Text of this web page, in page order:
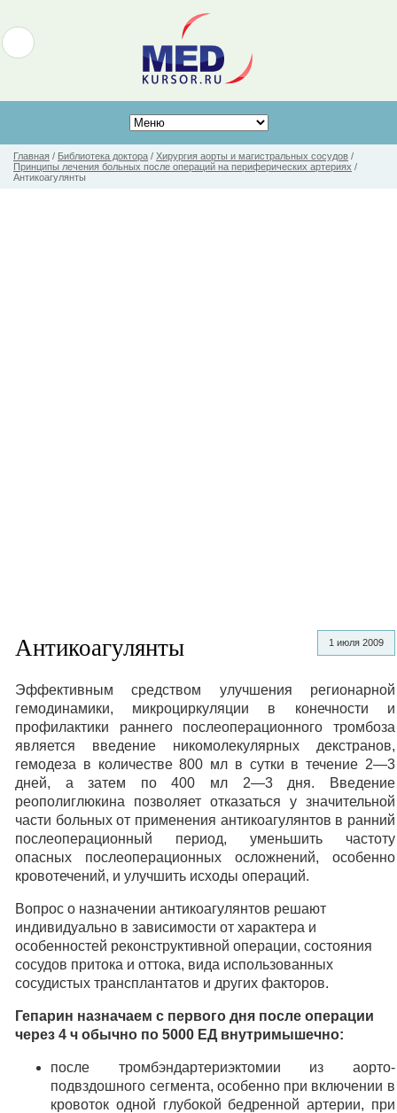
Главная / Библиотека доктора / Хирургия аорты и магистральных сосудов /
Принципы лечения больных после операций на периферических артериях /
Антикоагулянты
1 июля 2009
Антикоагулянты
Эффективным средством улучшения регионарной
гемодинамики, микроциркуляции в конечности и
профилактики раннего послеоперационного тромбоза
является введение никомолекулярных декстранов,
гемодеза в количестве 800 мл в сутки в течение 2—3
дней, а затем по 400 мл 2—3 дня. Введение
реополиглюкина позволяет отказаться у значительной
части больных от применения антикоагулянтов в ранний
послеоперационный период, уменьшить частоту
опасных послеоперационных осложнений, особенно
кровотечений, и улучшить исходы операций.
Вопрос о назначении антикоагулянтов решают
индивидуально в зависимости от характера и
особенностей реконструктивной операции, состояния
сосудов притока и оттока, вида использованных
сосудистых трансплантатов и других факторов.
Гепарин назначаем с первого дня после операции
через 4 ч обычно по 5000 ЕД внутримышечно:
после тромбэндартериэктомии из аорто-
подвздошного сегмента, особенно при включении в
кровоток одной глубокой бедренной артерии, при